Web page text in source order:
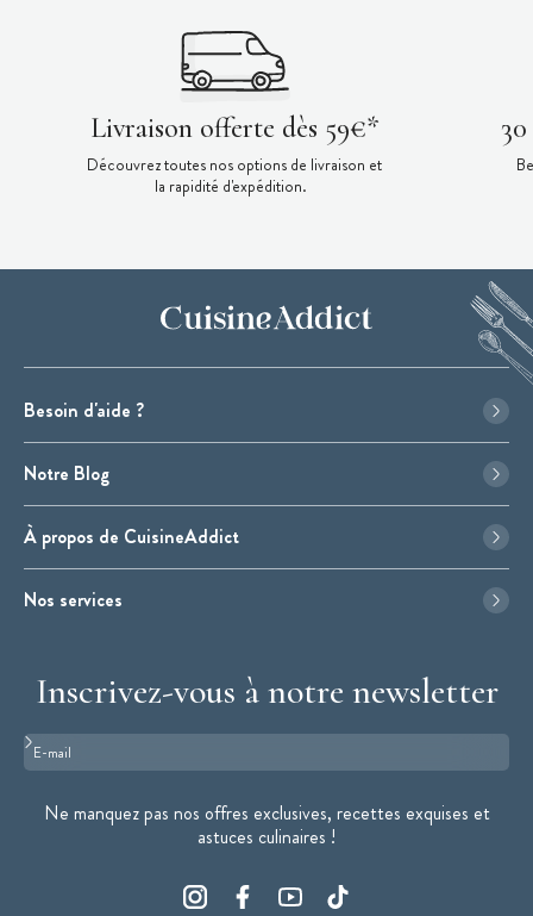
Livraison offerte dès 59€*
Découvrez toutes nos options de livraison et
la rapidité d'expédition.
Besoin d'aide ?
Notre Blog
À propos de CuisineAddict
Nos services
Inscrivez-vous à notre newsletter
Format : adresse@email.com
Ne manquez pas nos offres exclusives, recettes exquises et
astuces culinaires !